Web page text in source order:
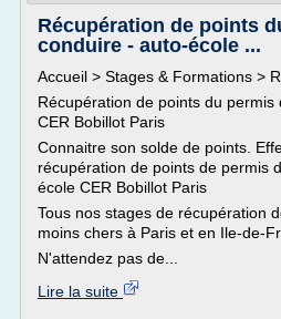
Récupération de points
conduire - auto-école ...
Accueil > Stages & Formations >
Récupération de points du
CER Bobillot Paris
Connaitre son solde de points.
récupération de points de permis
école CER Bobillot Paris
Tous nos stages de récupération
moins chers à Paris et en Ile-de-
N'attendez pas de...
Lire la suite